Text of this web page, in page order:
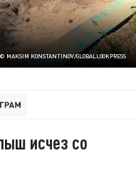
© MAKSIM KONSTANTINOV/GLOBALLOOKPRESS
исчез со